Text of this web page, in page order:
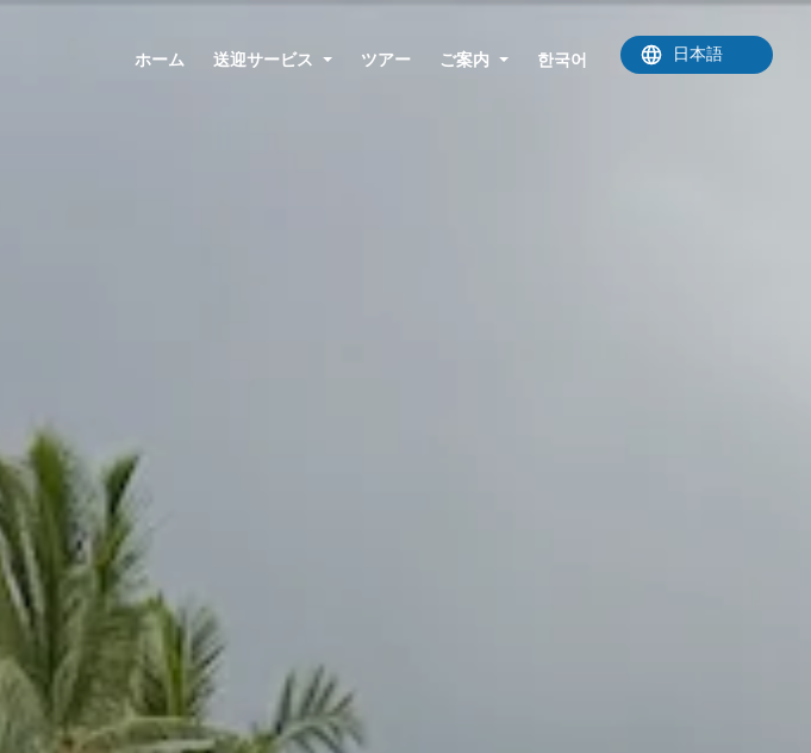
ホーム 送迎サービス ツアー ご案内 한국어